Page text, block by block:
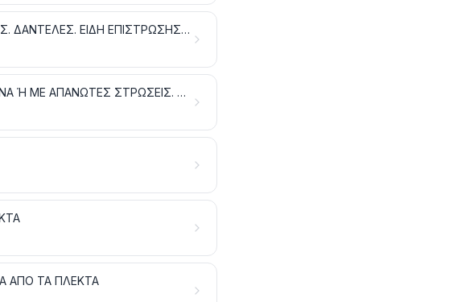
ΥΦΑΣΜΑΤΑ ΕΙΔΙΚΑ. ΥΦΑΝΤΙΚΕΣ ΦΟΥΝΤΩΤΕΣ ΕΠΙΦΑΝΕΙΕΣ. ΔΑΝΤΕΛΕΣ. ΕΙΔΗ ΕΠΙΣΤΡΩΣΗΣ. ΕΙΔΗ ΤΑΙΝΙΟΠΛΕΚΤΙΚΗΣ. ΚΕΝΤΗΜΑΤΑ
ΥΦΑΣΜΑΤΑ ΕΜΠΟΤΙΣΜΕΝΑ, ΕΠΙΧΡΙΣΜΕΝΑ, ΕΠΙΚΑΛΥΜΜΕΝΑ Ή ΜΕ ΑΠΑΝΩΤΕΣ ΣΤΡΩΣΕΙΣ. ΕΙΔΗ ΓΙΑ ΤΕΧΝΙΚΕΣ ΧΡΗΣΕΙΣ ΑΠΟ ΥΦΑΝΤΙΚΕΣ ΥΛΕΣ
ΑΠΟ ΤΑ ΠΛΕΚΤΑ